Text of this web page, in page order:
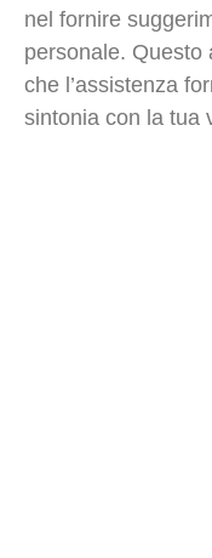
nel fornire
personale. Questo
che l’assistenza
sintonia con la tua